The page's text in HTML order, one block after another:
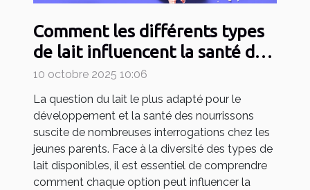
Comment les différents types
de lait influencent la santé de
votre bébé ?
10 octobre 2025 10:06
La question du lait le plus adapté pour le
développement et la santé des nourrissons
suscite de nombreuses interrogations chez les
jeunes parents. Face à la diversité des types de
lait disponibles, il est essentiel de comprendre
comment chaque option peut influencer la